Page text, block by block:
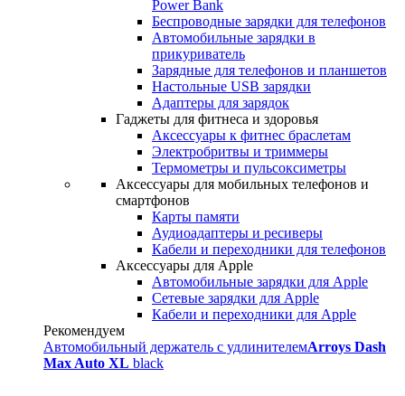
Power Bank
Беспроводные зарядки для телефонов
Автомобильные зарядки в
прикуриватель
Зарядные для телефонов и планшетов
Настольные USB зарядки
Адаптеры для зарядок
Гаджеты для фитнеса и здоровья
Аксессуары к фитнес браслетам
Электробритвы и триммеры
Термометры и пульсоксиметры
Аксессуары для мобильных телефонов и
смартфонов
Карты памяти
Аудиоадаптеры и ресиверы
Кабели и переходники для телефонов
Аксессуары для Apple
Автомобильные зарядки для Apple
Сетевые зарядки для Apple
Кабели и переходники для Apple
Рекомендуем
Автомобильный держатель с удлинителемArroys Dash
Max Auto XL black